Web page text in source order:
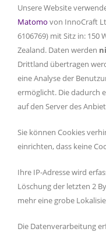
Unsere Website
Matomo von InnoCraft
6106769) mit Sitz in: 150
Zealand. Daten werden
Drittland übertragen
eine Analyse der
ermöglicht. Die dadurch
auf den Server des
Sie können Cookies
einrichten, dass keine
Ihre IP-Adresse wird
Löschung der letzten 2
mehr eine grobe
Die Datenverarbeitung